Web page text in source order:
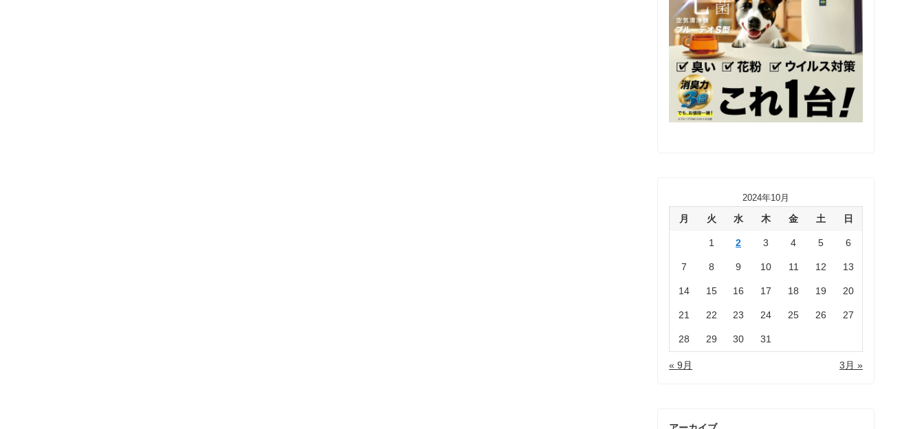
2024年10月
月 火 水 木 金 土 日
1 2 3 4 5 6
7 8 9 10 11 12 13
14 15 16 17 18 19 20
21 22 23 24 25 26 27
28 29 30 31
« 9月 3月 »